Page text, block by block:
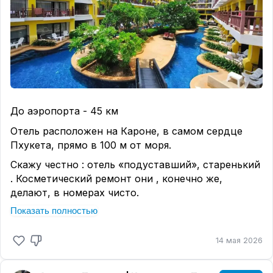
До аэропорта - 45 км
Отель расположен на Кароне, в самом сердце
Пхукета, прямо в 100 м от моря.
Скажу честно : отель «подуставший», старенький
. Косметический ремонт они , конечно же,
делают, в номерах чисто.
Выигрывает отель своим расположением
На территории отеля есть открытый бассейн,
фитнес-центр и спа-салон с разнообразными
Показать полностью
14 мая 2026